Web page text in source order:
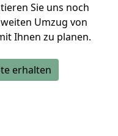
Sie uns noch
Umzug von
Ihnen zu planen.
erhalten